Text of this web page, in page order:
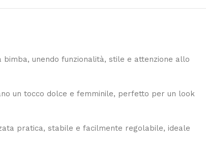
unendo funzionalità, stile e attenzione allo
un tocco dolce e femminile, perfetto per un look
pratica, stabile e facilmente regolabile, ideale